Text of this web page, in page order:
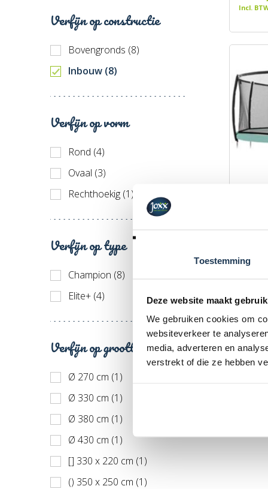
Toestemming
Deze website maakt
We gebruiken cookies om
websiteverkeer te
media, adverteren en
verstrekt of die ze hebben
Verfijn op constructie
Bovengronds (8)
Inbouw (8)
Verfijn op vorm
Rond (4)
Ovaal (3)
Rechthoekig (1)
Verfijn op type
Champion (8)
Elite+ (4)
Verfijn op grootte
Ø 270 cm (1)
Ø 330 cm (1)
Ø 380 cm (1)
Ø 430 cm (1)
[] 330 x 220 cm (1)
() 350 x 250 cm (1)
Incl.